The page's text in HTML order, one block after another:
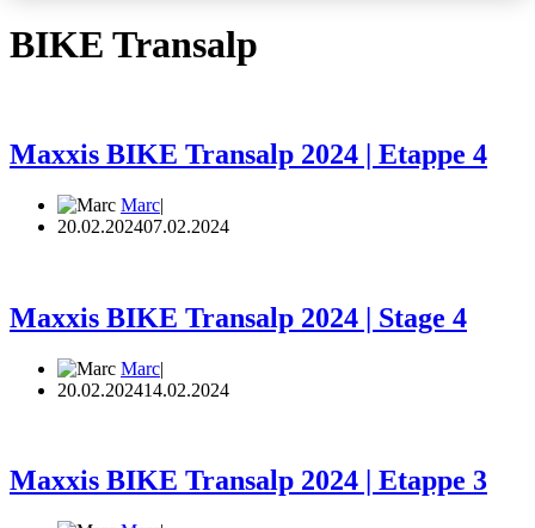
BIKE Transalp
Maxxis BIKE Transalp 2024 | Etappe 4
Marc
20.02.202407.02.2024
Maxxis BIKE Transalp 2024 | Stage 4
Marc
20.02.202414.02.2024
Maxxis BIKE Transalp 2024 | Etappe 3